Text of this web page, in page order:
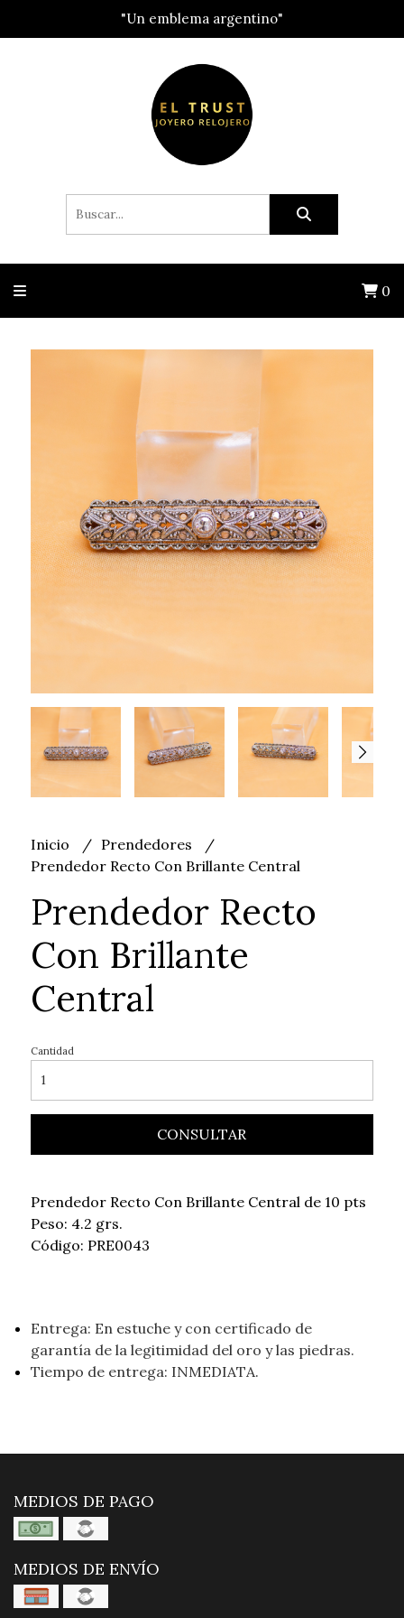
"Un emblema argentino"
0
Inicio
Prendedores
Prendedor Recto Con Brillante Central
Prendedor Recto
Con Brillante
Central
Cantidad
CONSULTAR
Prendedor Recto Con Brillante Central de 10 pts
Peso: 4.2 grs.
Código: PRE0043
Entrega: En estuche y con certificado de
garantía de la legitimidad del oro y las piedras.
Tiempo de entrega: INMEDIATA.
MEDIOS DE PAGO
MEDIOS DE ENVÍO